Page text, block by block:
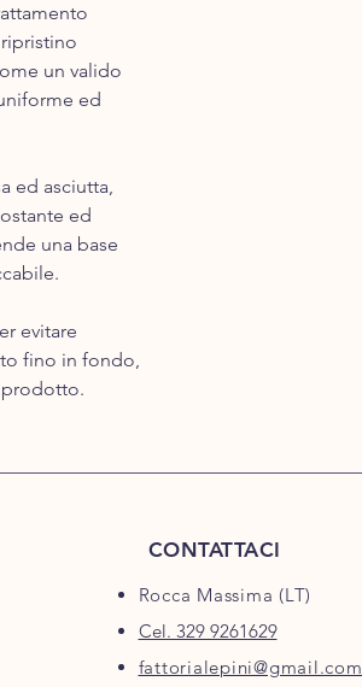
un valido
ed
ed asciutta,
ed
una base
evitare
fino in fondo,
prodotto.
CONTATTACI
Rocca Massima (LT)
Cel. 329 9261629
fattorialepini@gmail.com